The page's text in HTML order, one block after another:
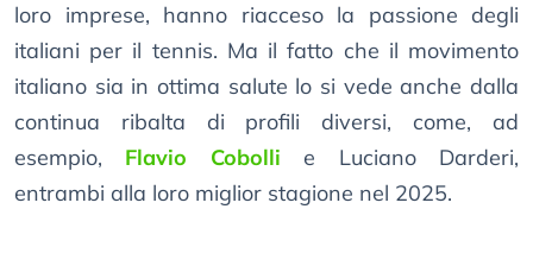
loro imprese, hanno riacceso la passione degli
italiani per il tennis. Ma il fatto che il movimento
italiano sia in ottima salute lo si vede anche dalla
continua ribalta di profili diversi, come, ad
esempio, Flavio Cobolli e Luciano Darderi,
entrambi alla loro miglior stagione nel 2025.